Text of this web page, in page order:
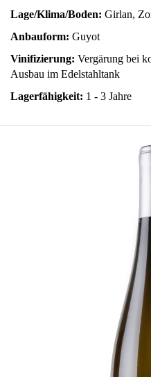
Lage/Klima/Boden: Girlan,
Anbauform: Guyot
Vinifizierung: Vergärung bei
Ausbau im Edelstahltank
Lagerfähigkeit: 1 - 3 Jahre